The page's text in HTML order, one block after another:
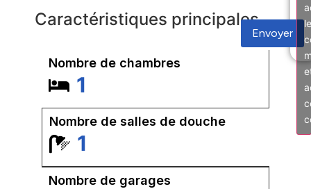
Caractéristiques principales
Nombre de chambres
1
Nombre de salles de douche
1
Nombre de garages
Envoyer